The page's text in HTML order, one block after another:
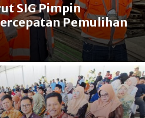
SIG Pimpin
Pemulihan